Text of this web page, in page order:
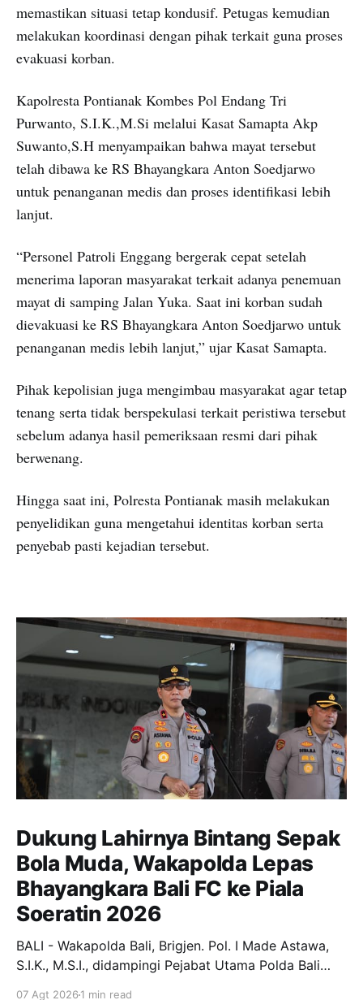
memastikan situasi tetap kondusif. Petugas kemudian
melakukan koordinasi dengan pihak terkait guna proses
evakuasi korban.
Kapolresta Pontianak Kombes Pol Endang Tri
Purwanto, S.I.K.,M.Si melalui Kasat Samapta Akp
Suwanto,S.H menyampaikan bahwa mayat tersebut
telah dibawa ke RS Bhayangkara Anton Soedjarwo
untuk penanganan medis dan proses identifikasi lebih
lanjut.
“Personel Patroli Enggang bergerak cepat setelah
menerima laporan masyarakat terkait adanya penemuan
mayat di samping Jalan Yuka. Saat ini korban sudah
dievakuasi ke RS Bhayangkara Anton Soedjarwo untuk
penanganan medis lebih lanjut,” ujar Kasat Samapta.
Pihak kepolisian juga mengimbau masyarakat agar tetap
tenang serta tidak berspekulasi terkait peristiwa tersebut
sebelum adanya hasil pemeriksaan resmi dari pihak
berwenang.
Hingga saat ini, Polresta Pontianak masih melakukan
penyelidikan guna mengetahui identitas korban serta
penyebab pasti kejadian tersebut.
Dukung Lahirnya Bintang Sepak
Bola Muda, Wakapolda Lepas
Bhayangkara Bali FC ke Piala
Soeratin 2026
BALI - Wakapolda Bali, Brigjen. Pol. I Made Astawa,
S.I.K., M.S.I., didampingi Pejabat Utama Polda Bali
07 Agt 2026 1 min read